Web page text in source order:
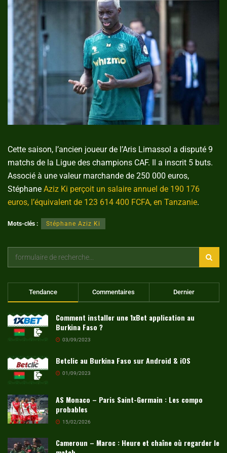
Cette saison, l’ancien joueur de l’Aris Limassol a disputé 9
matchs de la Ligue des champions CAF. Il a inscrit 5 buts.
Associé à une valeur marchande de 250 000 euros,
Stéphane Aziz Ki perçoit un salaire annuel de 190 176
euros, l’équivalent de 123 614 400 FCFA, en Tanzanie.
Mots-clés : Stéphane Aziz Ki
Tendance Commentaires Dernier
Comment installer une 1xBet application au
Burkina Faso ?
03/09/2023
Betclic au Burkina Faso sur Android & iOS
01/09/2023
AS Monaco – Paris Saint-Germain : Les compo
probables
15/02/2026
Cameroun – Maroc : Heure et chaîne où regarder le